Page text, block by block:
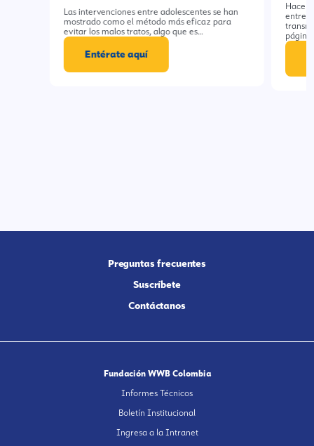
Las intervenciones entre adolescentes se han
mostrado como el método más eficaz para
evitar los malos tratos, algo que es…
Entérate aquí
Hace
Preguntas frecuentes
Suscríbete
Contáctanos
Fundación WWB Colombia
Informes Técnicos
Boletín Institucional
Ingresa a la Intranet